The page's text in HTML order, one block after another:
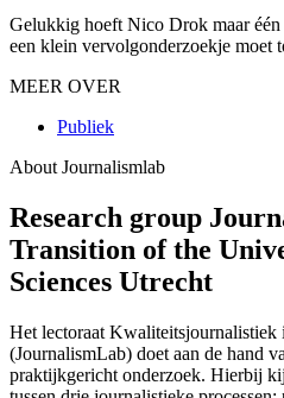
Gelukkig hoeft Nico Drok maar
een klein vervolgonderzoekje moet
MEER OVER
Publiek
About Journalismlab
Research group
Transition of the
Sciences Utrecht
Het lectoraat Kwaliteitsjournalistiek
(JournalismLab) doet aan de hand
praktijkgericht onderzoek. Hierbij